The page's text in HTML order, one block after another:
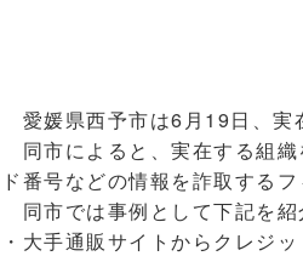
愛媛県西予市は6月19日、実
同市によると、実在する組
ド番号などの情報を詐取する
同市では事例として下記を紹
・大手通販サイトからクレジ